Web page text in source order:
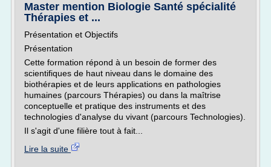
Master mention Biologie Santé spécialité
Thérapies et ...
Présentation et Objectifs
Présentation
Cette formation répond à un besoin de former des
scientifiques de haut niveau dans le domaine des
biothérapies et de leurs applications en pathologies
humaines (parcours Thérapies) ou dans la maîtrise
conceptuelle et pratique des instruments et des
technologies d'analyse du vivant (parcours Technologies).
Il s'agit d'une filière tout à fait...
Lire la suite